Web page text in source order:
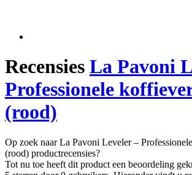
Recensies La Pavoni
Professionele
(rood)
Op zoek naar La Pavoni Leveler –
(rood) productrecensies?
Tot nu toe heeft dit product een beoordeling